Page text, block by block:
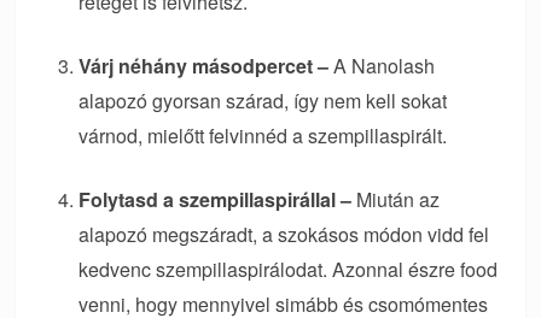
Várj néhány másodpercet –A Nanolash
alapozó gyorsan szárad, így nem kell sokat
várnod, mielőtt felvinnéd a szempillaspirált.
Folytasd a szempillaspirállal – Miután az
alapozó megszáradt, a szokásos módon vidd fel
kedvenc szempillaspirálodat. Azonnal észre food
venni, hogy mennyivel simább és csomómentes